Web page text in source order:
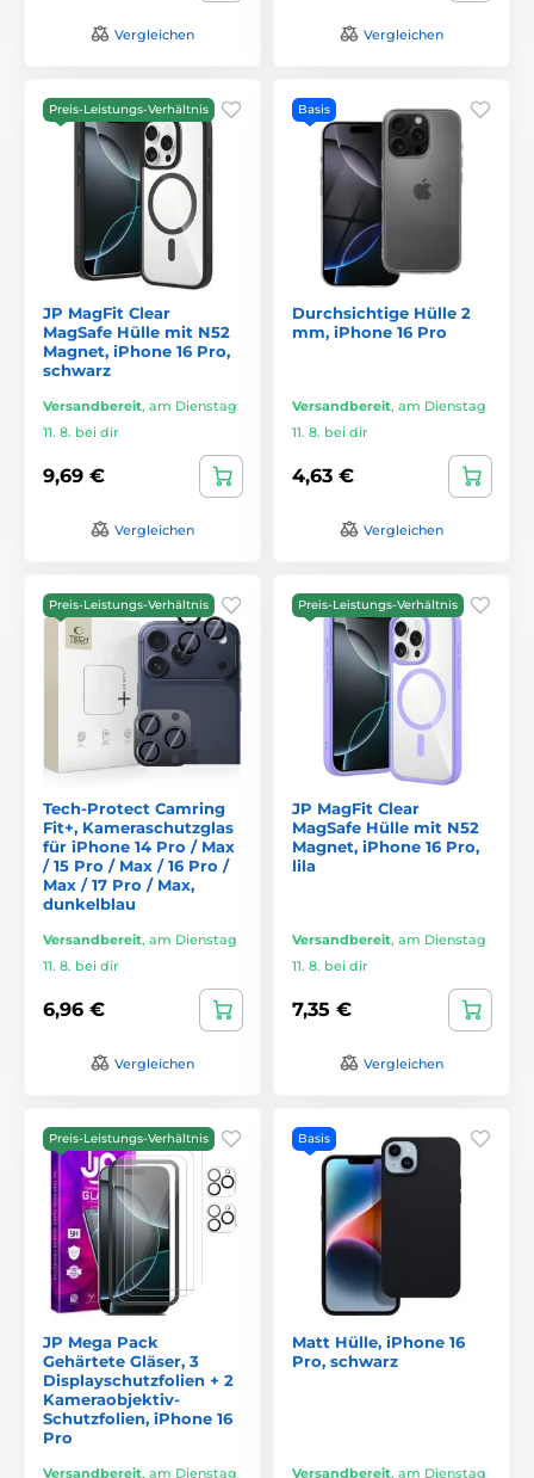
Vergleichen Vergleichen
Preis-Leistungs-Verhältnis
JP MagFit Clear
MagSafe Hülle mit N52
Magnet, iPhone 16 Pro,
schwarz
Versandbereit, am Dienstag
11. 8. bei dir
9,69 €
Vergleichen
Basis
Durchsichtige Hülle 2
mm, iPhone 16 Pro
Versandbereit, am Dienstag
11. 8. bei dir
4,63 €
Vergleichen
Preis-Leistungs-Verhältnis
Tech-Protect Camring
Fit+, Kameraschutzglas
für iPhone 14 Pro / Max
/ 15 Pro / Max / 16 Pro /
Max / 17 Pro / Max,
dunkelblau
Versandbereit, am Dienstag
11. 8. bei dir
6,96 €
Vergleichen
Preis-Leistungs-Verhältnis
JP MagFit Clear
MagSafe Hülle mit N52
Magnet, iPhone 16 Pro,
lila
Versandbereit, am Dienstag
11. 8. bei dir
7,35 €
Vergleichen
Preis-Leistungs-Verhältnis
JP Mega Pack
Gehärtete Gläser, 3
Displayschutzfolien + 2
Kameraobjektiv-
Schutzfolien, iPhone 16
Pro
Versandbereit, am Dienstag
Basis
Matt Hülle, iPhone 16
Pro, schwarz
Versandbereit, am Dienstag